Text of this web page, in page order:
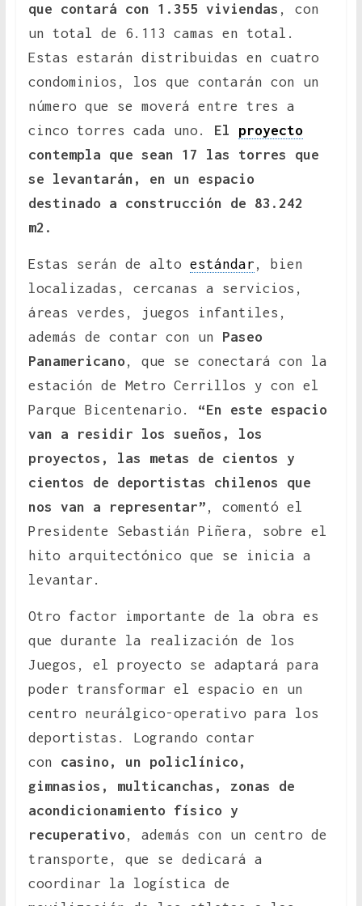
que contará con 1.355 viviendas , con
un total de 6.113 camas en total.
Estas estarán distribuidas en cuatro
condominios, los que contarán con un
número que se moverá entre tres a
cinco torres cada uno. El proyecto
contempla que sean 17 las torres que
se levantarán, en un espacio
destinado a construcción de 83.242
m2.
Estas serán de alto estándar , bien
localizadas, cercanas a servicios,
áreas verdes, juegos infantiles,
además de contar con un Paseo
Panamericano , que se conectará con la
estación de Metro Cerrillos y con el
Parque Bicentenario. “En este espacio
van a residir los sueños, los
proyectos, las metas de cientos y
cientos de deportistas chilenos que
nos van a representar” , comentó el
Presidente Sebastián Piñera, sobre el
hito arquitectónico que se inicia a
levantar.
Otro factor importante de la obra es
que durante la realización de los
Juegos, el proyecto se adaptará para
poder transformar el espacio en un
centro neurálgico-operativo para los
deportistas. Logrando contar
con casino, un policlínico,
gimnasios, multicanchas, zonas de
acondicionamiento físico y
recuperativo , además con un centro de
transporte, que se dedicará a
coordinar la logística de